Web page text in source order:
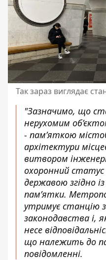
Так зараз виглядає
"Зазначимо, що
нерухомим
- пам’яткою
архітектури
витвором
охоронний статус
державою згідно
пам’ятки.
утримує станцію
законодавства і,
несе
що належить до
повідомленні.